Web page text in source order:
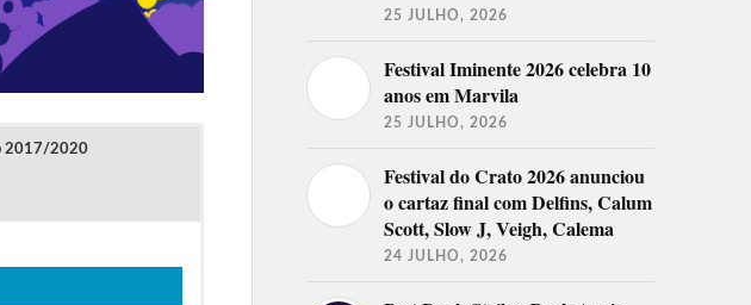
2017/2020
25 JULHO, 2026
Festival Iminente 2026 celebra 10
anos em Marvila
25 JULHO, 2026
Festival do Crato 2026 anunciou
o cartaz final com Delfins, Calum
Scott, Slow J, Veigh, Calema
24 JULHO, 2026